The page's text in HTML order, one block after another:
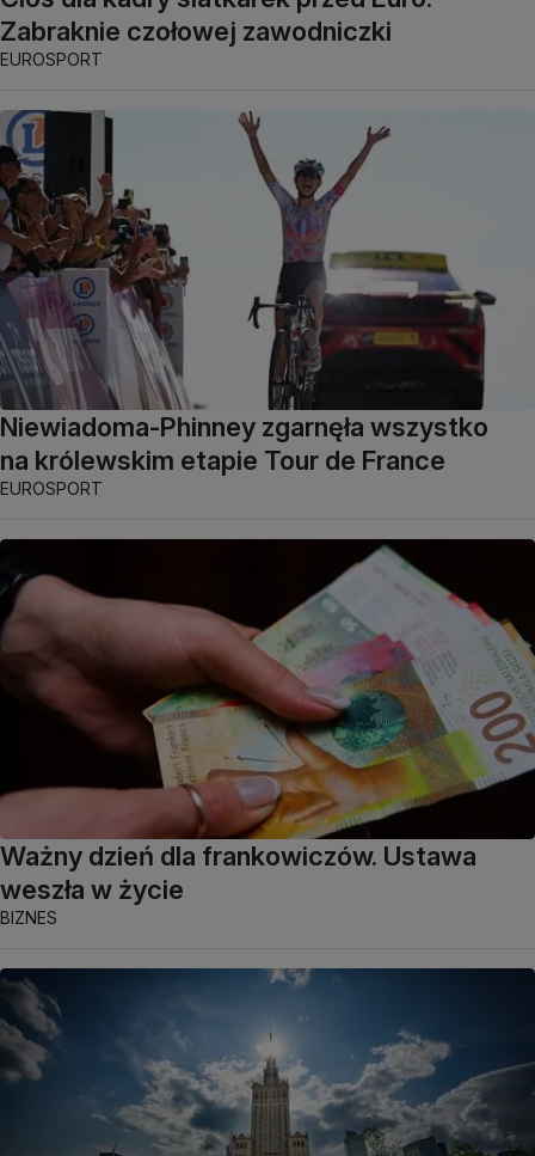
Zabraknie czołowej zawodniczki
EUROSPORT
Niewiadoma-Phinney zgarnęła wszystko
na królewskim etapie Tour de France
EUROSPORT
Ważny dzień dla frankowiczów. Ustawa
weszła w życie
BIZNES